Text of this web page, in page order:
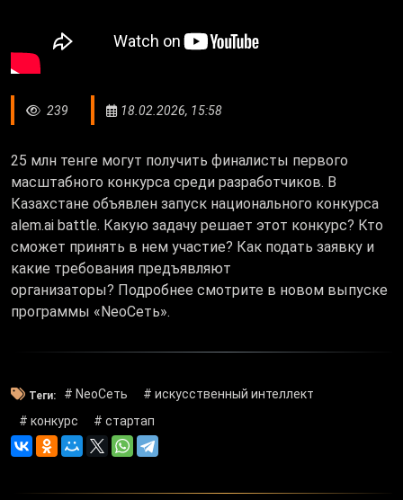
239 18.02.2026, 15:58
25 млн тенге могут получить финалисты первого
масштабного конкурса среди разработчиков. В
Казахстане объявлен запуск национального конкурса
alem.ai battle. Какую задачу решает этот конкурс? Кто
сможет принять в нем участие? Как подать заявку и
какие требования предъявляют
организаторы? Подробнее смотрите в новом выпуске
программы «NeoСеть».
Теги: # NeoСеть
# искусственный интеллект
# конкурс
# стартап